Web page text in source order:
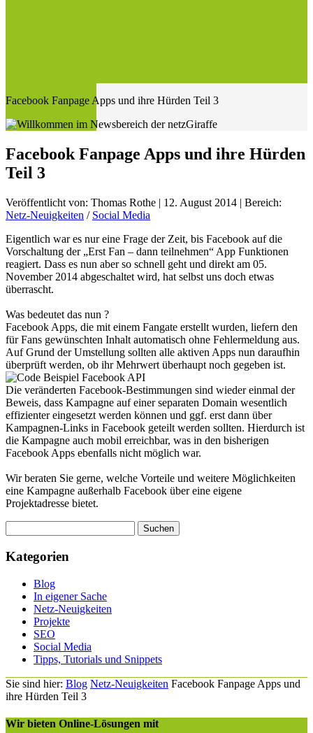
Facebook Fanpage Apps und ihre Hürden Teil 3
Facebook Fanpage Apps und ihre Hürden
Teil 3
Veröffentlicht von: Thomas Rothe | 12. August 2014 | Bereich:
Netz-Neuigkeiten / Social Media
Eigentlich war es nur eine Frage der Zeit, bis Facebook auf die
Vorschaltung der „Erst Fan – dann teilnehmen“ App Funktionen
reagiert. Dass es nun aber so schnell geht und direkt am 05.
November 2014 abgeschaltet wird, hat selbst uns doch etwas
überrascht.
Was bedeutet das nun ?
Facebook Apps, die mit einem Fangate erstellt wurden, liefern den
für Fans gewünschten Inhalt automatisch ohne Fehlermeldung aus.
Auf Grund der Umstellung sollten alle aktiven Apps nun daraufhin
überprüft werden, ob ihr Mehrwert überhaupt noch gegeben ist.
Die veränderten Facebook-Bestimmungen sind wieder einmal der
Beweis, dass Kampagne auf einer separaten Domain wesentlich
effizienter eingesetzt werden können und ggf. erst dann über
Kampagnen-Links in Facebook geteilt werden sollten. Hierdurch ist
die Kampagne auch mobil erreichbar, was in den bisherigen
Facebook Apps ebenfalls nicht möglich war.
Wir beraten Sie gerne, welche Vorteile und weitere Möglichkeiten
eine Kampagne außerhalb Facebook über eine eigene
Projektadresse bietet.
Kategorien
Blog
In eigener Sache
Netz-Neuigkeiten
Projekte
SEO
Social Media
Tipps, Tutorials und Snippets
Sie sind hier: Blog Netz-Neuigkeiten Facebook Fanpage Apps und
ihre Hürden Teil 3
Wir bieten Online-Lösungen mit